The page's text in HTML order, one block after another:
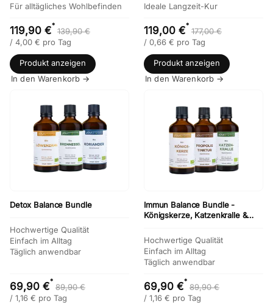
Für alltägliches Wohlbefinden
119,90 €*
139,90 €
/ 4,00 € pro Tag
Produkt anzeigen
In den Warenkorb →
Ideale Langzeit-Kur
119,00 €*
177,00 €
/ 0,66 € pro Tag
Produkt anzeigen
In den Warenkorb →
Detox Balance Bundle
Hochwertige Qualität
Einfach im Alltag
Täglich anwendbar
69,90 €*
89,90 €
/ 1,16 € pro Tag
Immun Balance Bundle -
Königskerze, Katzenkralle &
Hochwertige Qualität
Einfach im Alltag
Täglich anwendbar
69,90 €*
89,90 €
/ 1,16 € pro Tag